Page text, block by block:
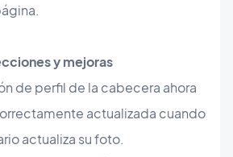
y mejoras
de perfil de la cabecera ahora
actualizada cuando
actualiza su foto.